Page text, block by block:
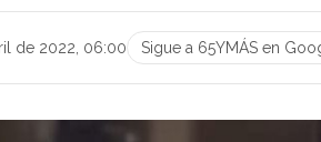
de 2022, 06:00 Sigue a 65YMÁS en